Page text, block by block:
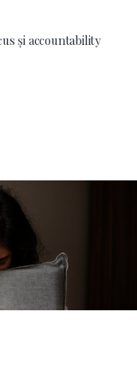
și accountability